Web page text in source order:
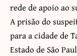
rede de apoio ao
A prisão do
para a cidade de
Estado de São